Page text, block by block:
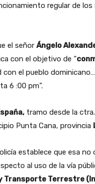
regular de
el señor Ángelo
con el objetivo de “
el pueblo
6 :00 pm”.
tramo desde la ctra.
Punta Cana, provincia
establece que esa
al uso de la vía
Transporte Terrestre